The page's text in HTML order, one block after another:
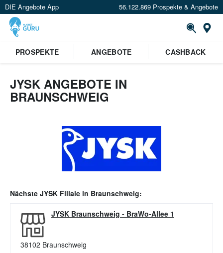
DIE Angebote App 56.122.869 Prospekte & Angebote
PROSPEKTE
ANGEBOTE CASHBACK
JYSK ANGEBOTE IN
BRAUNSCHWEIG
Nächste JYSK Filiale in Braunschweig:
JYSK Braunschweig - BraWo-Allee 1
38102 Braunschweig